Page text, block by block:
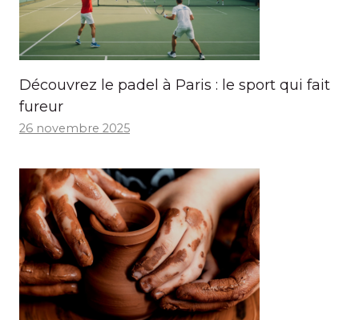
Découvrez le padel à Paris : le sport qui fait
fureur
26 novembre 2025